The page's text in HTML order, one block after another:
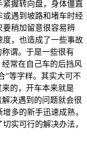
握转向盘，身体僵直
遇到坡路和堵车时经
要稍加留意很容易辨
，也造成了一些事故
谓。于是一些很有
常在自己车的后挡风
”等字样。其实大可不
的，开车本来就是
决遇到的问题就会很
多的新手迅速成熟，
实可行的解决办法，